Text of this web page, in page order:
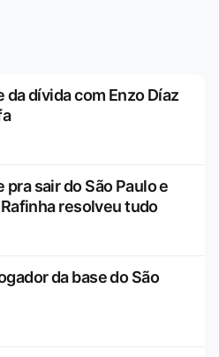
da dívida com Enzo Díaz
pra sair do São Paulo e
resolveu tudo
da base do São